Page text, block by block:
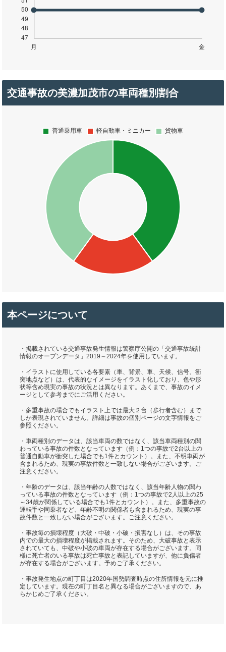
交通事故の美濃加茂市の車両種別割合
本ページについて
・掲載されている交通事故発生情報は警察庁公開の「交通事故統計
情報のオープンデータ」2019～2024年を使用しています。
・イラストに使用している各要素（車、背景、車、天候、信号、衝
突地点など）は、代表的なイメージをイラスト化しており、色や形
状等含め現実の事故の状況とは異なります。あくまで、事故のイメ
ージとして参考までにご活用ください。
・多重事故の場合でもイラスト上では最大２台（歩行者含む）まで
しか表現されていません。詳細は事故の個別ページの文字情報をご
参照ください。
・車両種別のデータは、該当車両の数ではなく、該当車両種別の関
わっている事故の件数となっています（例：1つの事故で2台以上の
普通自動車が衝突した場合でも1件とカウント）。また、不明車両が
含まれるため、現実の事故件数と一致しない場合がございます。ご
注意ください。
・年齢のデータは、該当年齢の人数ではなく、該当年齢人物の関わ
っている事故の件数となっています（例：1つの事故で2人以上の25
～34歳が関係している場合でも1件とカウント）。また、多重事故の
運転手や同乗者など、年齢不明の関係者も含まれるため、現実の事
故件数と一致しない場合がございます。ご注意ください。
・事故毎の損壊程度（大破・中破・小破・損害なし）は、その事故
内での最大の損壊程度が掲載されます。そのため、大破事故と表示
されていても、中破や小破の車両が存在する場合がございます。同
様に死亡者のいる事故は死亡事故と表記していますが、他に負傷者
が存在する場合がございます。予めご了承ください。
・事故発生地点の町丁目は2020年国勢調査時点の住所情報を元に推
定しています。現在の町丁目名と異なる場合がございますので、あ
らかじめご了承ください。